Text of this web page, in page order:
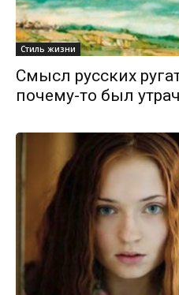
Стиль жизни
Смысл русских
почему-то был